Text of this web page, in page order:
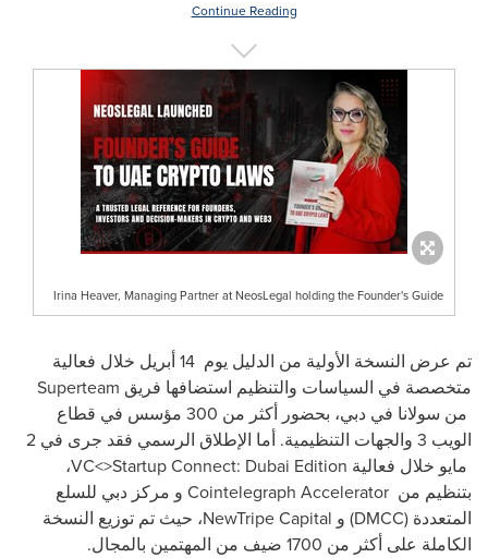
Continue Reading
Irina Heaver, Managing Partner at NeosLegal holding the Founder's Guide
تم عرض النسخة الأولية من الدليل يوم 14أبريل خلال فعالية
متخصصة في السياسات والتنظيم استضافها فريق Superteam
من سولانا في دبي، بحضور أكثر من 300 مؤسس في قطاع
الويب 3 والجهات التنظيمية. أما الإطلاق الرسمي فقد جرى في
2
مايو خلال فعالية VC<>Startup Connect: Dubai Edition،
بتنظيم من Cointelegraph Accelerator و مركز دبي للسلع
المتعددة (DMCC) و NewTripe Capital، حيث تم توزيع النسخة
الكاملة على أكثر من 1700 ضيف من المهتمين بالمجال.